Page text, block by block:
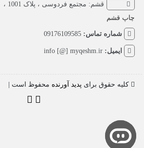
قشم: مجتمع فردوسی ، پلاک 1001 ،
چاپ قشم
شماره تماس:09176109585
ایمیل:info [@] myqeshm.ir
کلیه حقوق برای پدید آورنده محفوظ است |